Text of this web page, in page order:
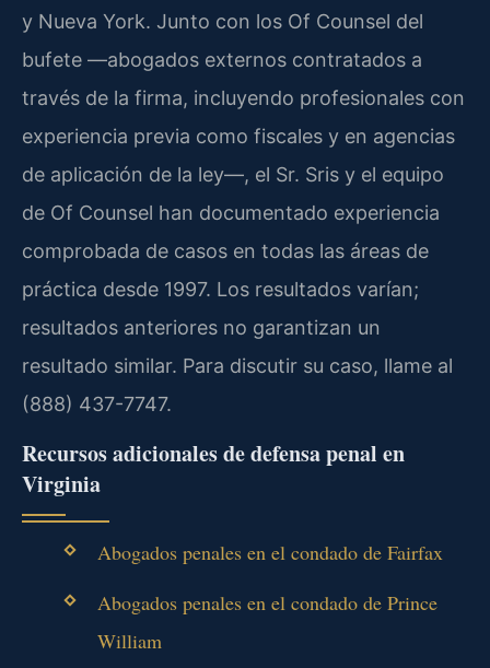
y Nueva York. Junto con los Of Counsel del
bufete —abogados externos contratados a
través de la firma, incluyendo profesionales con
experiencia previa como fiscales y en agencias
de aplicación de la ley—, el Sr. Sris y el equipo
de Of Counsel han documentado experiencia
comprobada de casos en todas las áreas de
práctica desde 1997. Los resultados varían;
resultados anteriores no garantizan un
resultado similar. Para discutir su caso, llame al
(888) 437-7747.
Recursos adicionales de defensa penal en
Virginia
Abogados penales en el condado de Fairfax
Abogados penales en el condado de Prince
William